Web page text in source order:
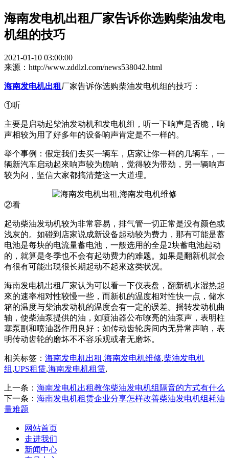
海南发电机出租厂家告诉你选购柴油发电
机组的技巧
2021-01-10 03:00:00
来源：http://www.zddlzl.com/news538042.html
海南发电机出租 厂家告诉你选购柴油发电机组的技巧：
①听
主要是启动起柴油发动机和发电机组，听一下响声是否脆，响
声相较为用了好多年的设备响声肯定是不一样的。
举个事例：假定我们去买一辆车，店家让你一样的几辆车，一
辆新汽车启动起來响声较为脆响，觉得较为带劲，另一辆响声
较为闷，坚信大家都搞清楚这一大道理。
②看
起动柴油发动机较为非常容易，排气管一切正常是没有颜色或
浅灰的。如碰到店家说成新设备起动较为费力，那有可能是蓄
电池是每块的电流量蓄电池，一般选用的全是2块蓄电池起动
的，就算是冬季也不会有起动费力的难题。如果是翻新机就会
有很有可能出現很长期起动不起來这类状况。
海南发电机出租厂家认为可以看一下仪表盘，翻新机水湿热起
來的速率相对性较慢一些，而新机的温度相对性快一点，储水
箱的温度与柴油发动机的温度会有一定的误差。摇转发动机曲
轴，使柴油泵提供的油，如喷油器公布嘹亮的油泵声，表明柱
塞泵副和喷油器作用良好；如传动齿轮房间内无异常声响，表
明传动齿轮的磨坏不不容乐观或者无磨坏。
相关标签： 海南发电机出租 ,海南发电机维修,柴油发电机
组 ,UPS租赁,海南发电机租赁,
上一条： 海南发电机出租教你柴油发电机组隔音的方式有什么
下一条： 海南发电机租赁企业分享怎样改善柴油发电机组耗油
量难题
网站首页
走进我们
新闻中心